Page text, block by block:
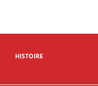
HISTOIRE